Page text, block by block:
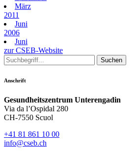
März
2011
Juni
2006
Juni
zur CSEB-Website
Anschrift
Gesundheitszentrum Unterengadin
Via da l’Ospidal 280
CH-7550 Scuol
+41 81 861 10 00
info@cseb.ch